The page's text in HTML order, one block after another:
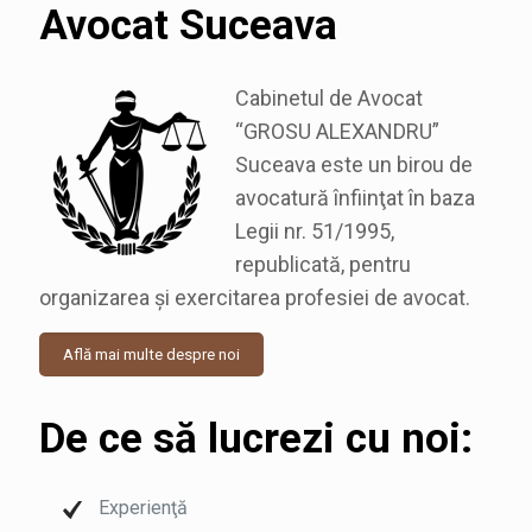
Avocat Suceava
Cabinetul de Avocat
“GROSU ALEXANDRU”
Suceava este un birou de
avocatură înfiinţat în baza
Legii nr. 51/1995,
republicată, pentru
organizarea şi exercitarea profesiei de avocat.
Află mai multe despre noi
De ce să lucrezi cu noi:
Experienţă